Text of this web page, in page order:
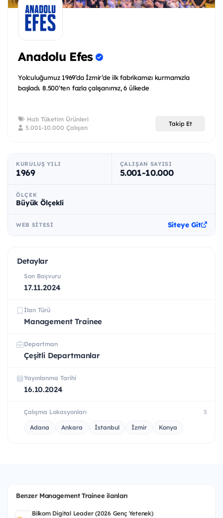
Anadolu Efes
Yolculuğumuz 1969’da İzmir’de ilk fabrikamızı kurmamızla
başladı. 8.500’ten fazla çalışanımız, 6 ülkede
Hızlı Tüketim Ürünleri
5.001-10.000 Çalışan
Takip Et
KURULUŞ YILI
1969
ÇALIŞAN SAYISI
5.001-10.000
ÖLÇEK
Büyük Ölçekli
WEB SITESI Siteye Git
Detaylar
Son Başvuru
17.11.2024
İlan Türü
Management Trainee
Departman
Çeşitli Departmanlar
Yayınlanma Tarihi
16.10.2024
Çalışma Lokasyonları 5
Adana Ankara İstanbul İzmir Konya
Benzer Management Trainee ilanları
Bilkom Digital Leader (2026 Genç Yetenek)